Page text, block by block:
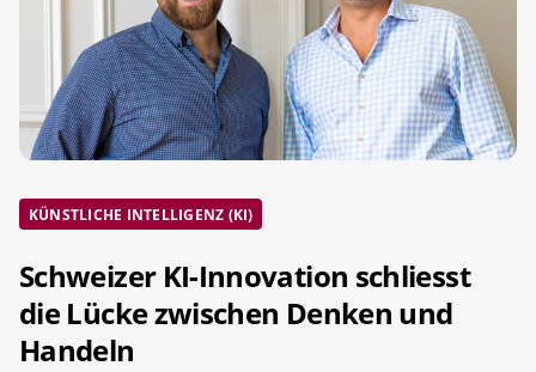
KÜNSTLICHE INTELLIGENZ (KI)
Schweizer KI-Innovation schliesst
die Lücke zwischen Denken und
Handeln